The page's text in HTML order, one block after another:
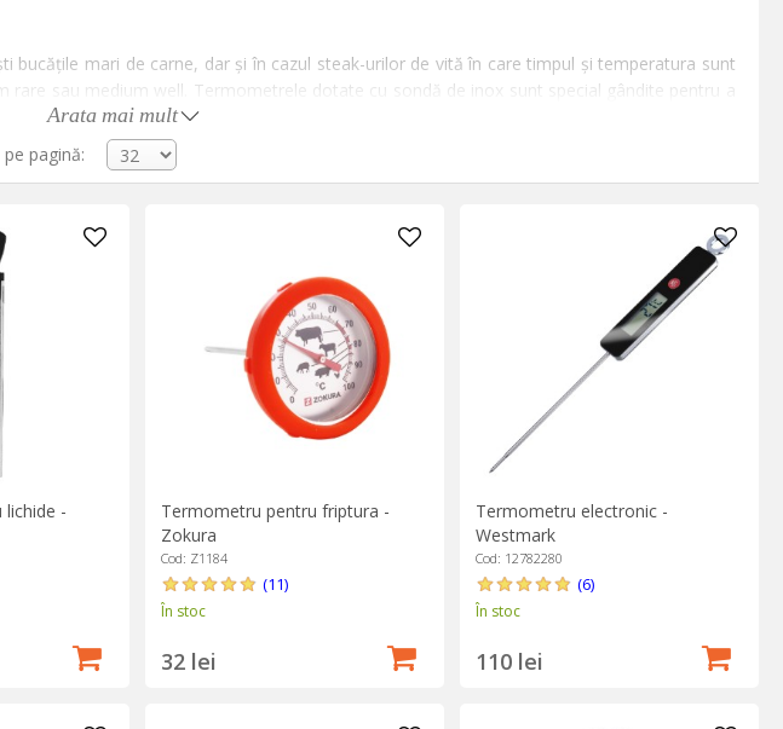
bucățile mari de carne, dar și în cazul steak-urilor de vită în care timpul și temperatura sunt
rare sau medium well. Termometrele dotate cu sondă de inox sunt special gândite pentru a
piardă sucurile aromatice cum s-ar întâmpla în cazul tăierii.
grade Celsius sau Fahrenheit și sunt adesea dotate cu alte funcții utile, precum timer sau
tipuri de carne.
lichide. Dacă experimentezi adesea cu produse de cofetărie precum siropuri, jeleuri,
are și această utilitate. Sau pur și simplu comandă-ți un termometru special pentru
ofertă!
Arata mai mult
pagină:
-
Termometru pentru friptura -
Zokura
Cod: Z1184
(11)
În stoc
32 lei
Termometru electronic -
Westmark
Cod: 12782280
(6)
În stoc
110 lei